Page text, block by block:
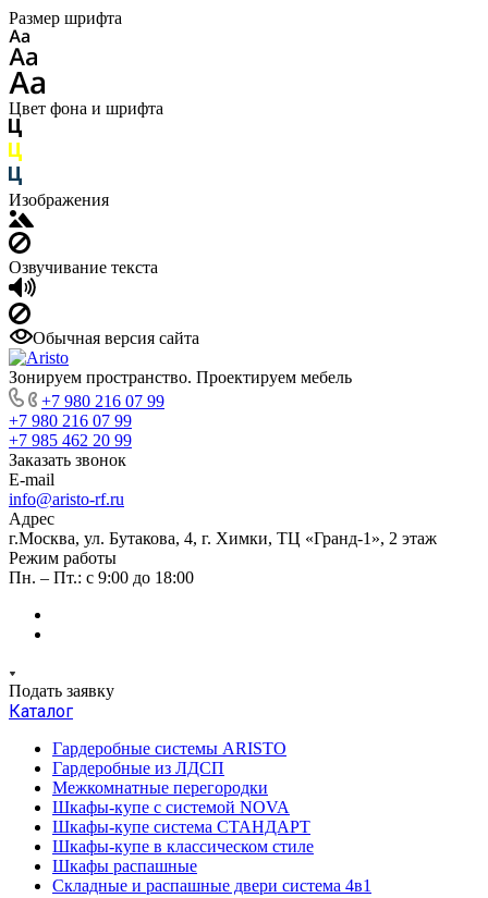
Размер шрифта
Цвет фона и шрифта
Изображения
Озвучивание текста
Обычная версия сайта
Зонируем пространство. Проектируем мебель
+7 980 216 07 99
+7 980 216 07 99
+7 985 462 20 99
Заказать звонок
E-mail
info@aristo-rf.ru
Адрес
г.Москва, ул. Бутакова, 4, г. Химки, ТЦ «Гранд-1», 2 этаж
Режим работы
Пн. – Пт.: с 9:00 до 18:00
Подать заявку
Каталог
Гардеробные системы ARISTO
Гардеробные из ЛДСП
Межкомнатные перегородки
Шкафы-купе с системой NOVA
Шкафы-купе система СТАНДАРТ
Шкафы-купе в классическом стиле
Шкафы распашные
Складные и распашные двери система 4в1